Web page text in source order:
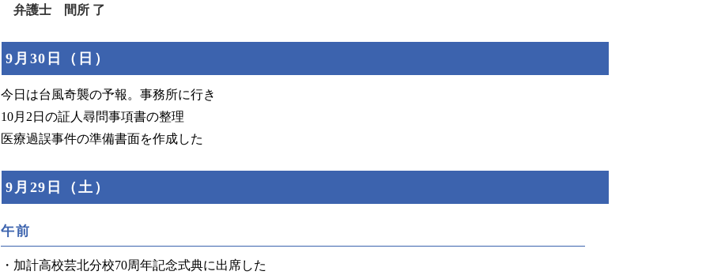
弁護士 間所 了
9月30日（日）
今日は台風奇襲の予報。事務所に行き
10月2日の証人尋問事項書の整理
医療過誤事件の準備書面を作成した
9月29日（土）
午前
・加計高校芸北分校70周年記念式典に出席した